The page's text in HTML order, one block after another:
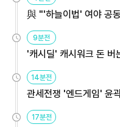
與 "'하늘이법' 여야 공
9분전
'캐시딜' 캐시워크 돈 버
14분전
관세전쟁 '엔드게임' 윤
용해야
17분전